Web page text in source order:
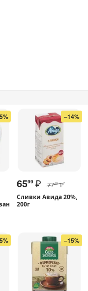
–14%
6599 ₽ 7749 ₽
Сливки Авида 20%,
200г
–15%